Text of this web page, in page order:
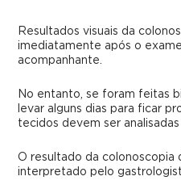
Resultados visuais da
imediatamente após o
acompanhante.
No entanto, se foram feitas
levar alguns dias para ficar
tecidos devem ser
O resultado da colonoscopia
interpretado pelo